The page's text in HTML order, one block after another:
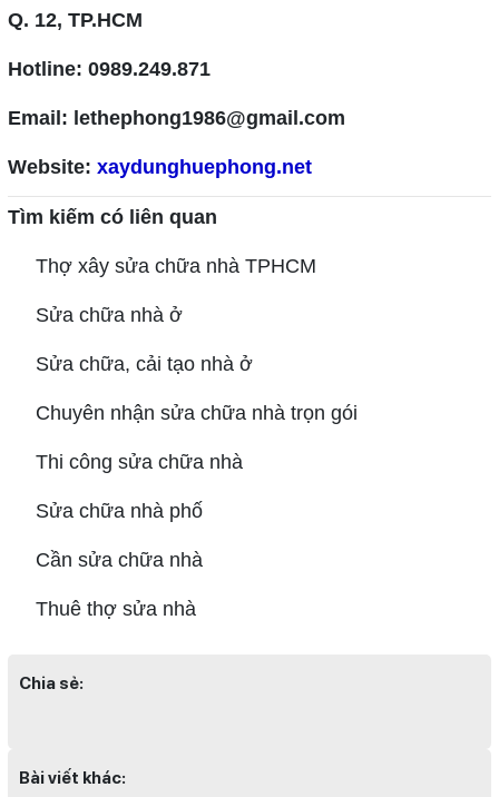
Q. 12, TP.HCM
Hotline: 0989.249.871
Email: lethephong1986@gmail.com
Website: xaydunghuephong.net
Tìm kiếm có liên quan
Thợ xây sửa chữa nhà TPHCM
Sửa chữa nhà ở
Sửa chữa, cải tạo nhà ở
Chuyên nhận sửa chữa nhà trọn gói
Thi công sửa chữa nhà
Sửa chữa nhà phố
Cần sửa chữa nhà
Thuê thợ sửa nhà
Chia sẻ:
Bài viết khác: